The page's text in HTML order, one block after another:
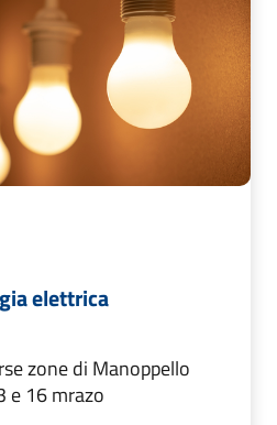
elettrica
zone di Manoppello
e 16 mrazo